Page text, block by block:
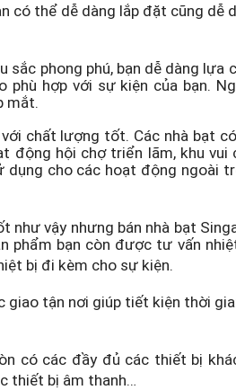
có thể dễ dàng lắp đặt cũng dễ
phong phú, bạn dễ dàng lựa
hợp với sự kiện của bạn.
mắt.
chất lượng tốt. Các nhà bạt
động hội chợ triển lãm, khu vui
cho các hoạt động ngoài
như vậy nhưng bán nhà bạt
phẩm bạn còn được tư vấn
bị đi kèm cho sự kiện.
giao tận nơi giúp tiết kiện thời
có các đầy đủ các thiết bị
thiết bị âm thanh…